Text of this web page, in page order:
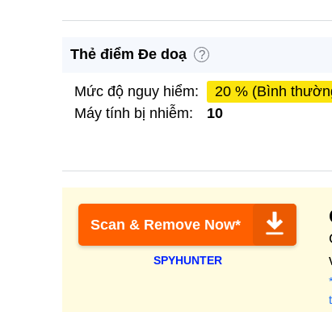
Thẻ điểm Đe doạ ?
Mức độ nguy hiểm:
20 % (Bình
Máy tính bị nhiễm:
10
Scan & Remove Now*
SPYHUNTER